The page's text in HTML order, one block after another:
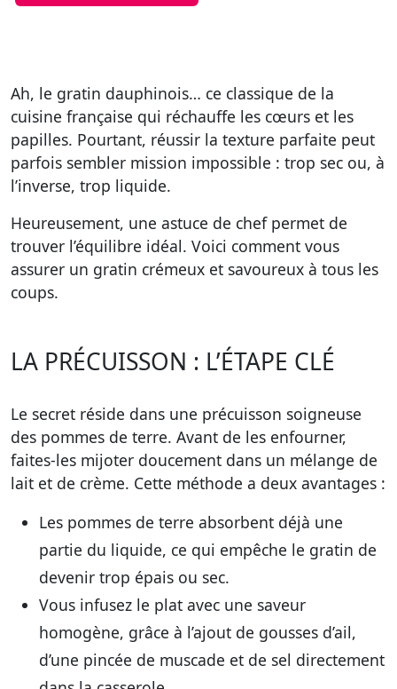
Ah, le gratin dauphinois… ce classique de la
cuisine française qui réchauffe les cœurs et les
papilles. Pourtant, réussir la texture parfaite peut
parfois sembler mission impossible : trop sec ou, à
l’inverse, trop liquide.
Heureusement, une astuce de chef permet de
trouver l’équilibre idéal. Voici comment vous
assurer un gratin crémeux et savoureux à tous les
coups.
LA PRÉCUISSON : L’ÉTAPE CLÉ
Le secret réside dans une précuisson soigneuse
des pommes de terre. Avant de les enfourner,
faites-les mijoter doucement dans un mélange de
lait et de crème. Cette méthode a deux avantages :
Les pommes de terre absorbent déjà une
partie du liquide, ce qui empêche le gratin de
devenir trop épais ou sec.
Vous infusez le plat avec une saveur
homogène, grâce à l’ajout de gousses d’ail,
d’une pincée de muscade et de sel directement